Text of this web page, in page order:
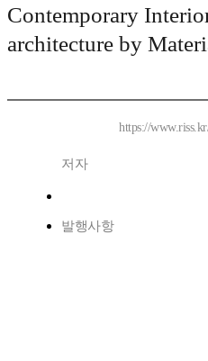
Contemporary
architecture by
https://
저자
발행사항